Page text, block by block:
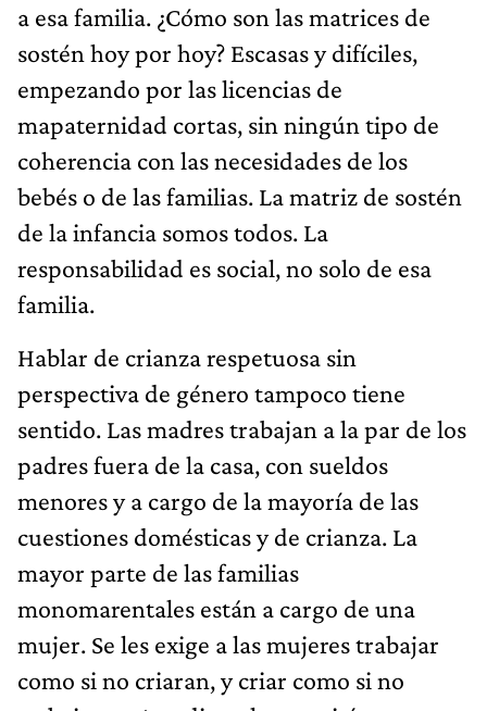
a esa familia. ¿Cómo son las matrices de
sostén hoy por hoy? Escasas y difíciles,
empezando por las licencias de
mapaternidad cortas, sin ningún tipo de
coherencia con las necesidades de los
bebés o de las familias. La matriz de sostén
de la infancia somos todos. La
responsabilidad es social, no solo de esa
familia.
Hablar de crianza respetuosa sin
perspectiva de género tampoco tiene
sentido. Las madres trabajan a la par de los
padres fuera de la casa, con sueldos
menores y a cargo de la mayoría de las
cuestiones domésticas y de crianza. La
mayor parte de las familias
monomarentales están a cargo de una
mujer. Se les exige a las mujeres trabajar
como si no criaran, y criar como si no